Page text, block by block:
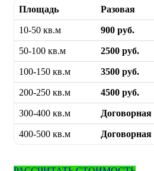
Площадь Разовая
10-50 кв.м 900 руб.
50-100 кв.м 2500 руб.
100-150 кв.м 3500 руб.
200-250 кв.м 4500 руб.
300-400 кв.м Договорная
400-500 кв.м Договорная